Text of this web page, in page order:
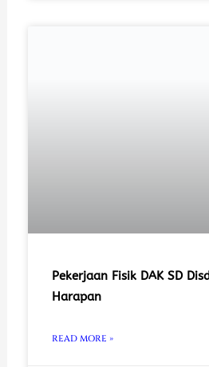
Pekerjaan Fisik DAK SD
Harapan
READ MORE »